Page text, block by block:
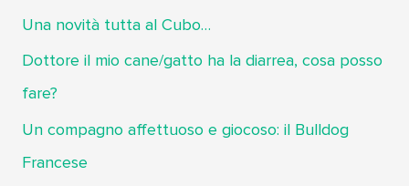
Una novità tutta al Cubo…
Dottore il mio cane/gatto ha la diarrea, cosa posso
fare?
Un compagno affettuoso e giocoso: il Bulldog
Francese